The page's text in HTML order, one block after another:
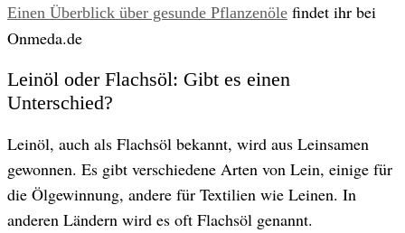
Einen Überblick über gesunde Pflanzenöle findet ihr bei
Onmeda.de
Leinöl oder Flachsöl: Gibt es einen
Unterschied?
Leinöl, auch als Flachsöl bekannt, wird aus Leinsamen
gewonnen. Es gibt verschiedene Arten von Lein, einige für
die Ölgewinnung, andere für Textilien wie Leinen. In
anderen Ländern wird es oft Flachsöl genannt.